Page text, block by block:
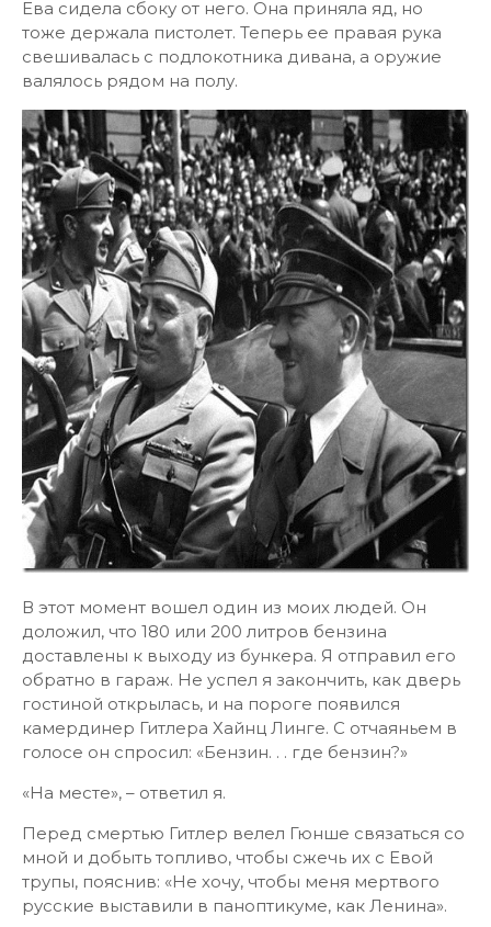
Ева сидела сбоку от него. Она приняла яд, но
тоже держала пистолет. Теперь ее правая рука
свешивалась с подлокотника дивана, а оружие
валялось рядом на полу.
В этот момент вошел один из моих людей. Он
доложил, что 180 или 200 литров бензина
доставлены к выходу из бункера. Я отправил его
обратно в гараж. Не успел я закончить, как дверь
гостиной открылась, и на пороге появился
камердинер Гитлера Хайнц Линге. С отчаяньем в
голосе он спросил: «Бензин. . . где бензин?»
«На месте», – ответил я.
Перед смертью Гитлер велел Гюнше связаться со
мной и добыть топливо, чтобы сжечь их с Евой
трупы, пояснив: «Не хочу, чтобы меня мертвого
русские выставили в паноптикуме, как Ленина».